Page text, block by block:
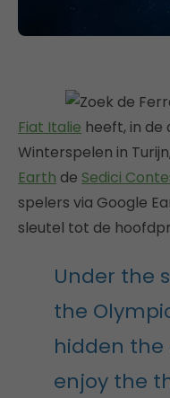
Fiat Italie heeft, in de
Winterspelen in
Earth de Sedici
spelers via Google
sleutel tot de
Under the
the
hidden the
enjoy the